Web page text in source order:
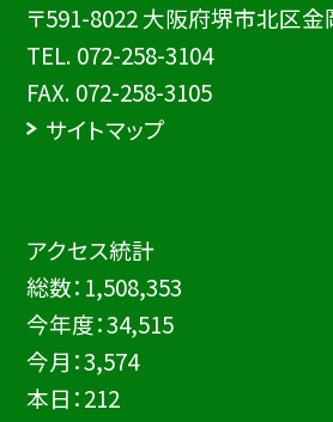
〒591-8022 大阪府堺市北区
TEL. 072-258-3104
FAX. 072-258-3105
サイトマップ
アクセス統計
総数： 1,508,353
今年度：34,515
今月：3,574
本日：212